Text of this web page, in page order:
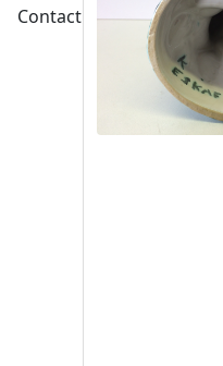
Contact